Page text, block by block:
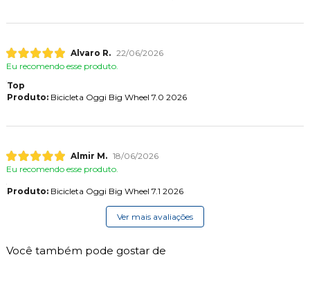
Alvaro R. 22/06/2026
Eu recomendo esse produto.
Top
Produto:Bicicleta Oggi Big Wheel 7.0 2026
Almir M. 18/06/2026
Eu recomendo esse produto.
Produto:Bicicleta Oggi Big Wheel 7.1 2026
Ver mais avaliações
Você também pode gostar de